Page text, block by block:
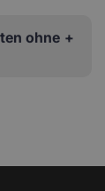
ohne